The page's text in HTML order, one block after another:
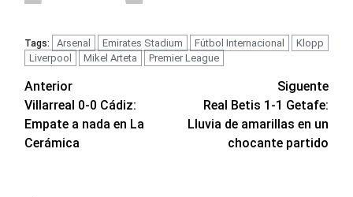
Tags: Arsenal Emirates Stadium Fútbol Internacional
Klopp
Liverpool
Mikel Arteta Premier League
Navegación
de
entradas
Anterior
Villarreal 0-0 Cádiz:
Empate a nada en La
Cerámica
Siguente
Real Betis 1-1 Getafe:
Lluvia de amarillas en un
chocante partido